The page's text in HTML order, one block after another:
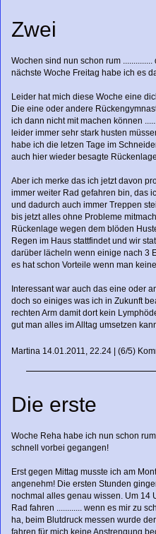
Zwei
Wochen sind nun schon rum
nächste Woche Freitag habe ich es
Leider hat mich diese Woche eine
Die eine oder andere
ich dann nicht mit machen können
leider immer sehr stark husten
habe ich die letzen Tage im
auch hier wieder besagte
Aber ich merke das ich jetzt davon
immer weiter Rad gefahren bin, das
und dadurch auch immer Treppen
bis jetzt alles ohne Probleme
Rückenlage wegen dem blöden
Regen im Haus stattfindet und wir
darüber lächeln wenn einige nach 3
es hat schon Vorteile wenn man
Interessant war auch das eine oder
doch so einiges was ich in Zukunft
rechten Arm damit dort kein
gut man alles im Alltag umsetzen
Martina 14.01.2011, 22.24 (6/5)
Die erste
Woche Reha habe ich nun schon
schnell vorbei gegangen!
Erst gegen Mittag musste ich am
angenehm! Die ersten Stunden
nochmal alles genau wissen. Um 14
Rad fahren ............ wenn es mir zu
ha, beim Blutdruck messen wurde